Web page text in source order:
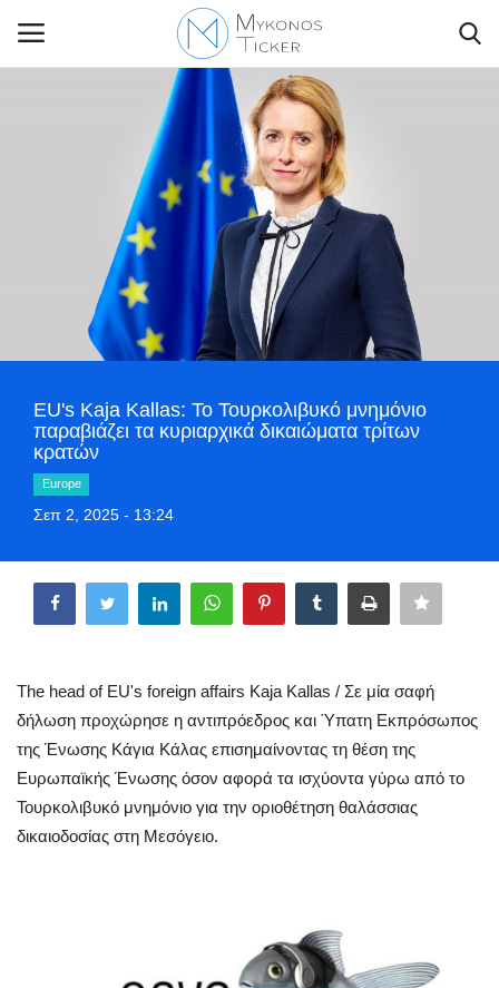
World
Style Adorés
Greece
Mykonos
Mykonos Ticker TV
Sport
EU's Kaja Kallas: Το Τουρκολιβυκό μνημόνιο
παραβιάζει τα κυριαρχικά δικαιώματα τρίτων
κρατών
Europe
Σεπ 2, 2025 - 13:24
The head of EU's foreign affairs Kaja Kallas / Σε μία σαφή
δήλωση προχώρησε η αντιπρόεδρος και Ύπατη Εκπρόσωπος
της Ένωσης Κάγια Κάλας επισημαίνοντας τη θέση της
Ευρωπαϊκής Ένωσης όσον αφορά τα ισχύοντα γύρω από το
Τουρκολιβυκό μνημόνιο για την οριοθέτηση θαλάσσιας
δικαιοδοσίας στη Μεσόγειο.